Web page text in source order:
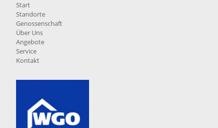
Start
Standorte
Genossenschaft
Über Uns
Angebote
Service
Kontakt